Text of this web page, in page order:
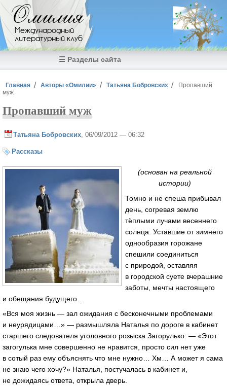
Перейти к основному содержанию
Омилия
Международный
литературный клуб
☰ Разделы сайта
Вы здесь
Главная Авторы «Омилии» Татьяна Бобровских
Пропавший
муж
Пропавший муж
Татьяна Бобровских , 06/09/2012 — 06:32
Рассказы
(основан на реальной
истории)
Томно и не спеша прибывал
день, согревая землю
тёплыми лучами весеннего
солнца. Уставшие от зимнего
однообразия горожане
спешили соединиться
с природой, оставляя
в городской суете вчерашние
заботы, мечты настоящего
и обещания будущего…
«Вся моя жизнь — зал ожидания с бесконечными проблемами
и неурядицами…» — размышляла Наталья по дороге в кабинет
старшего следователя уголовного розыска Загорулько. — «Этот
загогулька мне совершенно не нравится, просто сил нет уже
в сотый раз ему объяснять что мне нужно… Хм… А может я сама
не знаю чего хочу?» Наталья, постучалась в кабинет и,
не дожидаясь ответа, открыла дверь.